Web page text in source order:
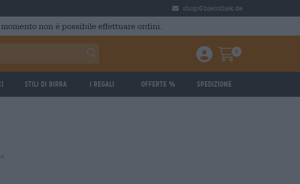
shop@bierothek.de
non è possibile effettuare ordini.
Einloggen / Anmelden
Warenkorb
0
Stili di birra I regali Offerte % Spedizione